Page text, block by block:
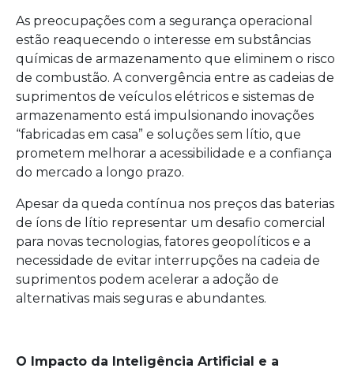
As preocupações com a segurança operacional
estão reaquecendo o interesse em substâncias
químicas de armazenamento que eliminem o risco
de combustão. A convergência entre as cadeias de
suprimentos de veículos elétricos e sistemas de
armazenamento está impulsionando inovações
“fabricadas em casa” e soluções sem lítio, que
prometem melhorar a acessibilidade e a confiança
do mercado a longo prazo.
Apesar da queda contínua nos preços das baterias
de íons de lítio representar um desafio comercial
para novas tecnologias, fatores geopolíticos e a
necessidade de evitar interrupções na cadeia de
suprimentos podem acelerar a adoção de
alternativas mais seguras e abundantes.
O Impacto da Inteligência Artificial e a